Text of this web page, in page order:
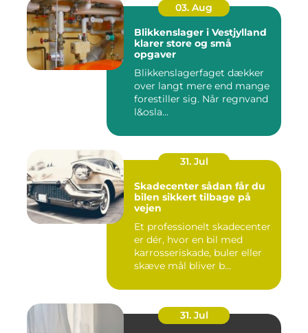
03. Aug
Blikkenslager i Vestjylland
klarer store og små
opgaver
Blikkenslagerfaget dækker
over langt mere end mange
forestiller sig. Når regnvand
l&osla...
31. Jul
Skadecenter sådan får du
bilen sikkert tilbage på
vejen
Et professionelt skadecenter
er dér, hvor en bil med
karrosseriskade, buler eller
skæve mål bliver b...
31. Jul